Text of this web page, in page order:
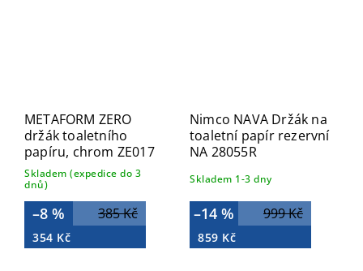
METAFORM ZERO
držák toaletního
papíru, chrom ZE017
Skladem (expedice do 3
dnů)
385 Kč
–8 %
354 Kč
Nimco NAVA Držák na
toaletní papír rezervní
NA 28055R
Skladem 1-3 dny
999 Kč
–14 %
859 Kč